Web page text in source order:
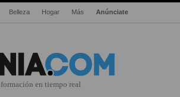
Belleza Hogar Más Anúnciate
en tiempo real